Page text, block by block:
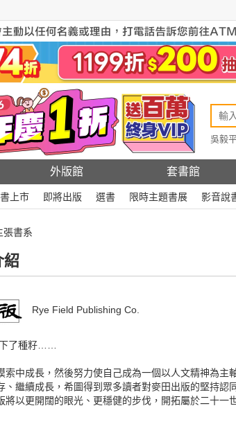
吳毅
外版館 套書館
上市 即將出版 選書 限時主題書展 影音說
張書系
紹
Rye Field Publishing Co.
了種籽……
索中成長，然後努力使自己成為一個以人文精神為主
、繼續成長，希圖得到眾多讀者對麥田出版的堅持
將以更開闊的眼光、更穩健的步伐，開拓屬於二十一